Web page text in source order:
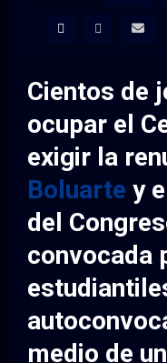
N
U
Cientos de
ocupar el
exigir la
Boluarte y
del
convocada
medio de